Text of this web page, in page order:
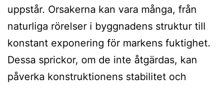
uppstår. Orsakerna kan vara många, från
naturliga rörelser i byggnadens struktur till
konstant exponering för markens fuktighet.
Dessa sprickor, om de inte åtgärdas, kan
påverka konstruktionens stabilitet och